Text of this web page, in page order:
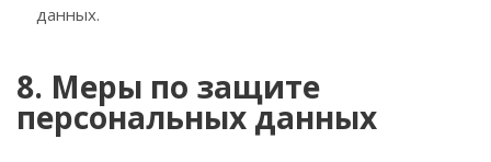
данных.
8. Меры по защите
персональных данных